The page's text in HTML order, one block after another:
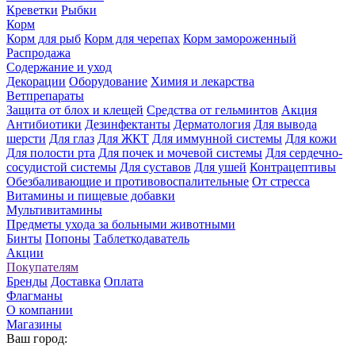
Креветки Рыбки
Корм
Корм для рыб Корм для черепах Корм замороженный
Распродажа
Содержание и уход
Декорации Оборудование Химия и лекарства
Ветпрепараты
Защита от блох и клещей Средства от гельминтов Акция
Антибиотики Дезинфектанты Дерматология Для вывода
шерсти Для глаз Для ЖКТ Для иммунной системы Для кожи
Для полости рта Для почек и мочевой системы Для сердечно-
сосудистой системы Для суставов Для ушей Контрацептивы
Обезбаливающие и противовоспалительные От стресса
Витамины и пищевые добавки
Мультивитамины
Предметы ухода за больными животными
Бинты Попоны Таблеткодаватель
Акции
Покупателям
Бренды Доставка Оплата
Флагманы
О компании
Магазины
Ваш город: